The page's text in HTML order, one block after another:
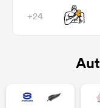
+24